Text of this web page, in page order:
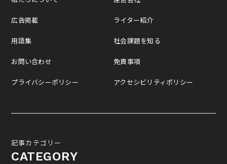
広告掲載
用語集
お問い合わせ
プライバシーポリシー
ライター紹介
社会課題を知る
免責事項
アクセシビリティポリシー
記事カテゴリー
CATEGORY